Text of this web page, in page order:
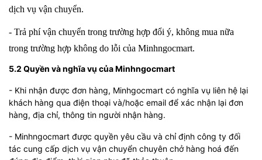
dịch vụ vận chuyển.
- Trả phí vận chuyển trong trường hợp đổi ý, không mua nữa
trong trường hợp không do lỗi của Minhngocmart.
5.2 Quyền và nghĩa vụ của Minhngocmart
- Khi nhận được đơn hàng, Minhgocmart có nghĩa vụ liên hệ lại
khách hàng qua điện thoại và/hoặc email để xác nhận lại đơn
hàng, địa chỉ, thông tin người nhận hàng.
- Minhngocmart được quyền yêu cầu và chỉ định công ty đối
tác cung cấp dịch vụ vận chuyển chuyên chở hàng hoá đến